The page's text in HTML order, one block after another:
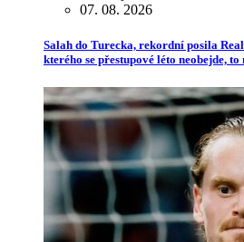
07. 08. 2026
Salah do Turecka, rekordní posila
kterého se přestupové léto neobejde, to